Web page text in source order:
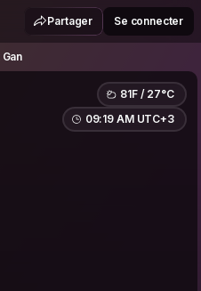
Ramat GanPartager Se connecter
81F / 27°C
09:19 AM UTC+3